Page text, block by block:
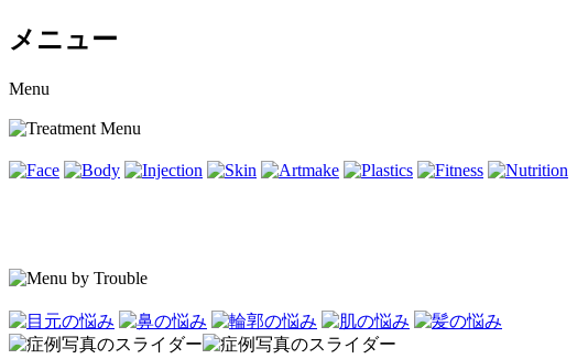
メニュー
Menu